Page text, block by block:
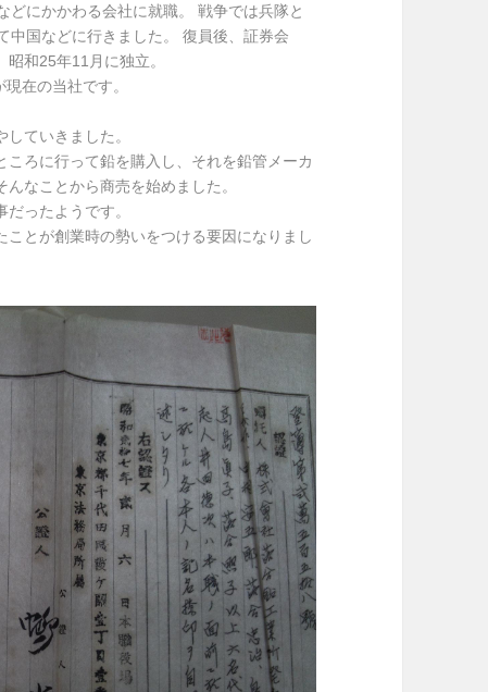
どにかかわる会社に就職。 戦争では兵隊と
中国などに行きました。 復員後、証券会
和25年11月に独立。
在の当社です。
ていきました。
ろに行って鉛を購入し、それを鉛管メーカ
なことから商売を始めました。
ったようです。
とが創業時の勢いをつける要因になりまし